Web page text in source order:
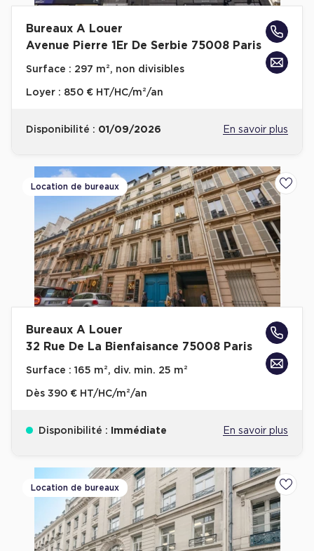
Bureaux A Louer
Avenue Pierre 1Er De Serbie 75008 Paris
Surface : 297 m², non divisibles
Loyer : 850 € HT/HC/m²/an
Disponibilité : 01/09/2026 En savoir plus
Location de bureaux
Bureaux A Louer
32 Rue De La Bienfaisance 75008 Paris
Surface : 165 m², div. min. 25 m²
Dès 390 € HT/HC/m²/an
Disponibilité : Immédiate En savoir plus
Location de bureaux